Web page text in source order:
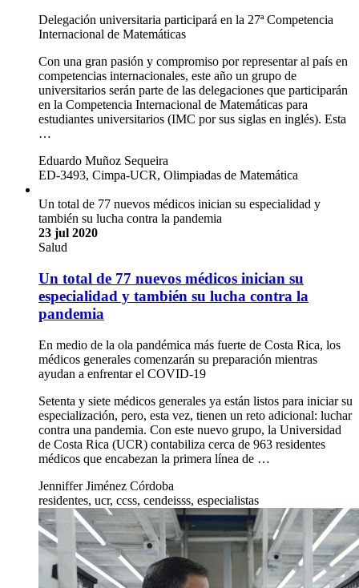
Delegación universitaria participará en la 27ª Competencia
Internacional de Matemáticas
Con una gran pasión y compromiso por representar al país en
competencias internacionales, este año un grupo de
universitarios serán parte de las delegaciones que participarán
en la Competencia Internacional de Matemáticas para
estudiantes universitarios (IMC por sus siglas en inglés). Esta
…
Eduardo Muñoz Sequeira
ED-3493, Cimpa-UCR, Olimpiadas de Matemática
Un total de 77 nuevos médicos inician su especialidad y
también su lucha contra la pandemia
23 jul 2020
Salud
Un total de 77 nuevos médicos inician su
especialidad y también su lucha contra la
pandemia
En medio de la ola pandémica más fuerte de Costa Rica, los
médicos generales comenzarán su preparación mientras
ayudan a enfrentar el COVID-19
Setenta y siete médicos generales ya están listos para iniciar su
especialización, pero, esta vez, tienen un reto adicional: luchar
contra una pandemia. Con este nuevo grupo, la Universidad
de Costa Rica (UCR) contabiliza cerca de 963 residentes
médicos que encabezan la primera línea de …
Jenniffer Jiménez Córdoba
residentes, ucr, ccss, cendeisss, especialistas